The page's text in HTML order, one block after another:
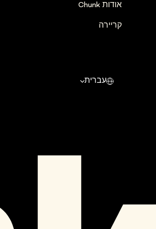
אודות Chunk
קריירה
עברית